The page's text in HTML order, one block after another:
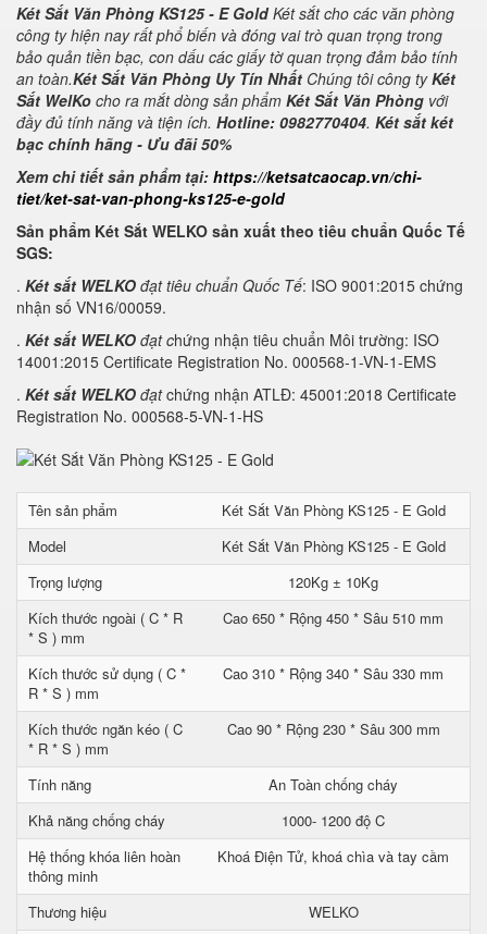
Két Sắt Văn Phòng KS125 - E GoldKét sắt cho các văn phòng
công ty hiện nay rất phổ biến và đóng vai trò quan trọng trong
bảo quản tiền bạc, con dấu các giấy tờ quan trọng đảm bảo tính
an toàn.Két Sắt Văn Phòng Uy Tín Nhất Chúng tôi công tyKét
Sắt WelKo cho ra mắt dòng sản phẩm Két Sắt Văn Phòng với
đầy đủ tính năng và tiện ích. Hotline: 0982770404. Két sắt két
bạc chính hãng - Ưu đãi 50%
Xem chi tiết sản phẩm tại: https://ketsatcaocap.vn/chi-
tiet/ket-sat-van-phong-ks125-e-gold
Sản phẩm Két Sắt WELKO sản xuất theo tiêu chuẩn Quốc Tế
SGS:
. Két sắt WELKO đạt tiêu chuẩn Quốc Tế: ISO 9001:2015 chứng
nhận số VN16/00059.
. Két sắt WELKO đạt chứng nhận tiêu chuẩn Môi trường: ISO
14001:2015 Certificate Registration No. 000568-1-VN-1-EMS
. Két sắt WELKO đạtchứng nhận ATLĐ: 45001:2018 Certificate
Registration No. 000568-5-VN-1-HS
Tên sản phẩm
Két Sắt Văn Phòng KS125 - E Gold
Model
Két Sắt Văn Phòng KS125 - E Gold
Trọng lượng
120Kg ± 10Kg
Kích thước ngoài ( C * R
* S ) mm
Cao 650 * Rộng 450 * Sâu 510 mm
Kích thước sử dụng ( C *
R * S ) mm
Cao 310 * Rộng 340 * Sâu 330 mm
Kích thước ngăn kéo ( C
* R * S ) mm
Cao 90 * Rộng 230 * Sâu 300 mm
Tính năng
An Toàn chống cháy
Khả năng chống cháy
1000- 1200 độ C
Hệ thống khóa liên hoàn
thông minh
Khoá Điện Tử, khoá chìa và tay cầm
Thương hiệu WELKO